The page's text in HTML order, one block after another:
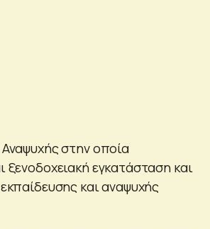
στην οποία
ξενοδοχειακή εγκατάσταση και
και αναψυχής